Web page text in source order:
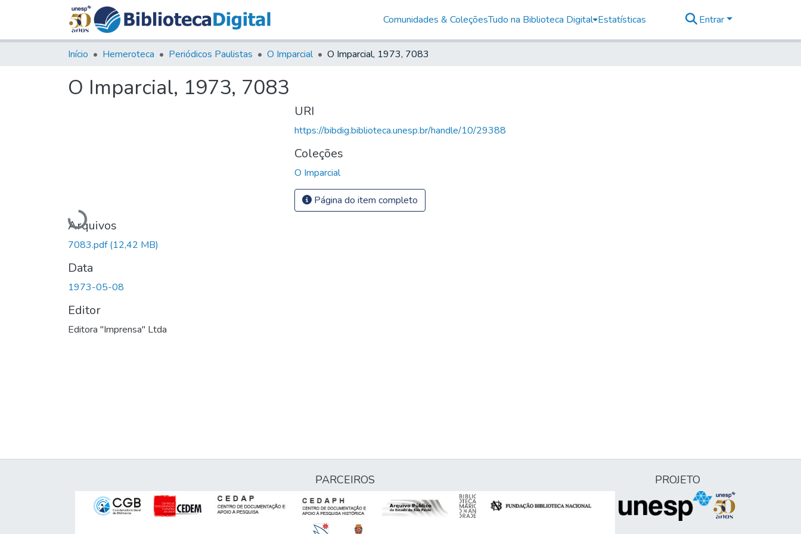
Comunidades & ColeçõesTudo na Biblioteca Digital Estatísticas Entrar
Início Hemeroteca Periódicos Paulistas O Imparcial O Imparcial, 1973, 7083
O Imparcial, 1973, 7083
Carregando...
Arquivos
7083.pdf(12,42 MB)
Data
1973-05-08
Editor
Editora "Imprensa" Ltda
URI
https://bibdig.biblioteca.unesp.br/handle/10/29388
Coleções
O Imparcial
Página do item completo
PARCEIROS PROJETO